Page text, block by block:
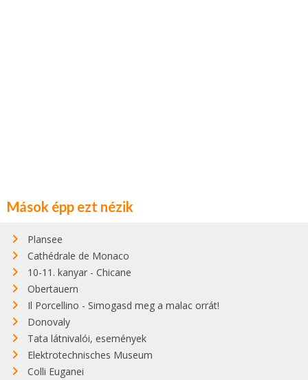
Mások épp ezt nézik
Plansee
Cathédrale de Monaco
10-11. kanyar - Chicane
Obertauern
Il Porcellino - Simogasd meg a malac orrát!
Donovaly
Tata látnivalói, események
Elektrotechnisches Museum
Colli Euganei